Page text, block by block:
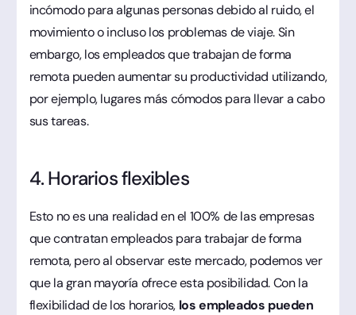
incómodo para algunas personas debido al ruido, el
movimiento o incluso los problemas de viaje. Sin
embargo, los empleados que trabajan de forma
remota pueden aumentar su productividad utilizando,
por ejemplo, lugares más cómodos para llevar a cabo
sus tareas.
4. Horarios flexibles
Esto no es una realidad en el 100% de las empresas
que contratan empleados para trabajar de forma
remota, pero al observar este mercado, podemos ver
que la gran mayoría ofrece esta posibilidad. Con la
flexibilidad de los horarios, los empleados pueden